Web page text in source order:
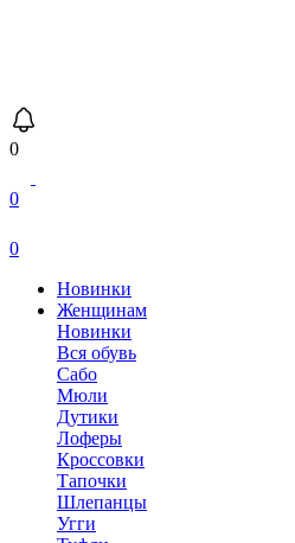
0
0
0
Новинки
Женщинам
Новинки
Вся обувь
Сабо
Мюли
Дутики
Лоферы
Кроссовки
Тапочки
Шлепанцы
Угги